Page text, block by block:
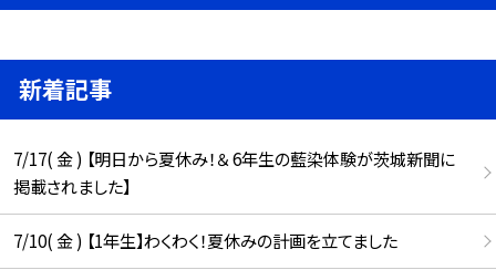
新着記事
7/17( 金 ) 【明日から夏休み！＆ 6年生の藍染体験が茨城新聞に
掲載されました】
7/10( 金 ) 【1年生】わくわく！夏休みの計画を立てました